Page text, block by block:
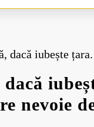
dacă iubește
nevoie